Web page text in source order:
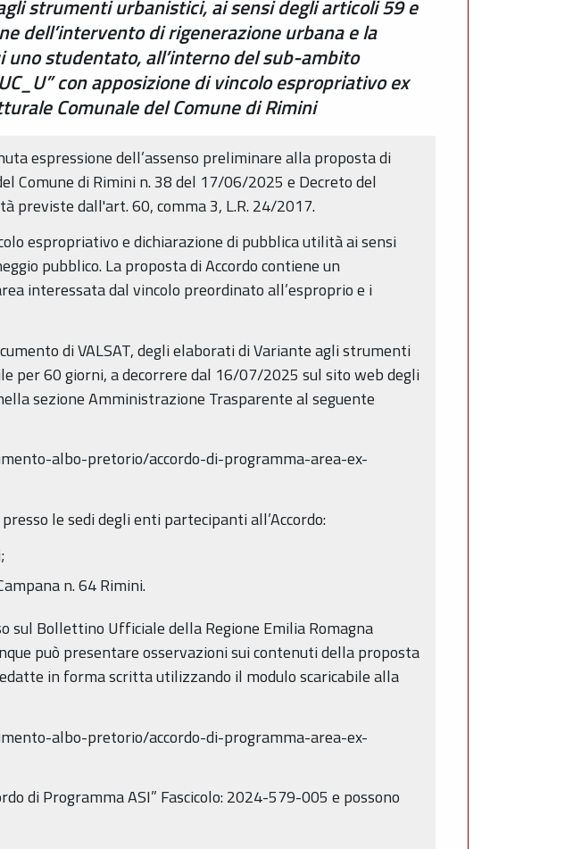
strumenti urbanistici, ai sensi degli articoli 59 e
dell’intervento di rigenerazione urbana e la
studentato, all’interno del sub-ambito
con apposizione di vincolo espropriativo ex
Comunale del Comune di Rimini
espressione dell’assenso preliminare alla proposta di
Comune di Rimini n. 38 del 17/06/2025 e Decreto del
previste dall'art. 60, comma 3, L.R. 24/2017.
espropriativo e dichiarazione di pubblica utilità ai sensi
pubblico. La proposta di Accordo contiene un
interessata dal vincolo preordinato all’esproprio e i
di VALSAT, degli elaborati di Variante agli strumenti
per 60 giorni, a decorrere dal 16/07/2025 sul sito web degli
sezione Amministrazione Trasparente al seguente
albo-pretorio/accordo-di-programma-area-ex-
le sedi degli enti partecipanti all’Accordo:
n. 64 Rimini.
sul Bollettino Ufficiale della Regione Emilia Romagna
può presentare osservazioni sui contenuti della proposta
in forma scritta utilizzando il modulo scaricabile alla
albo-pretorio/accordo-di-programma-area-ex-
di Programma ASI” Fascicolo: 2024-579-005 e possono